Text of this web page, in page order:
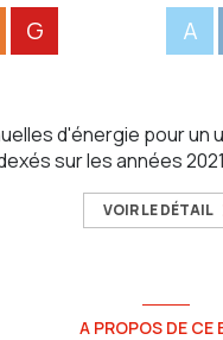
G A
d'énergie pour un
sur les années
VOIR LE DÉTAIL
A PROPOS DE CE